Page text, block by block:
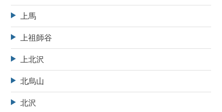
上馬
上祖師谷
上北沢
北烏山
北沢